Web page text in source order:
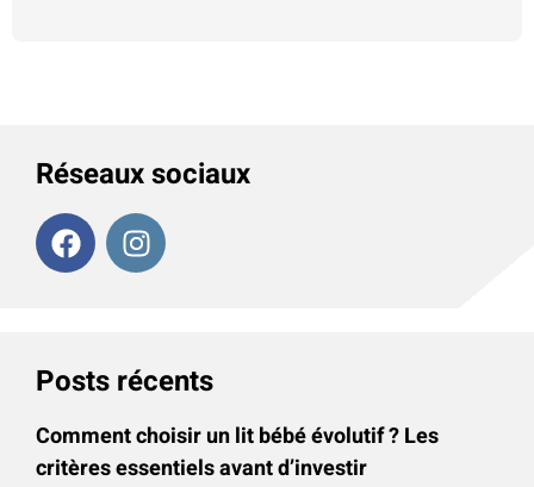
Réseaux sociaux
Posts récents
Comment choisir un lit bébé évolutif ? Les
critères essentiels avant d’investir